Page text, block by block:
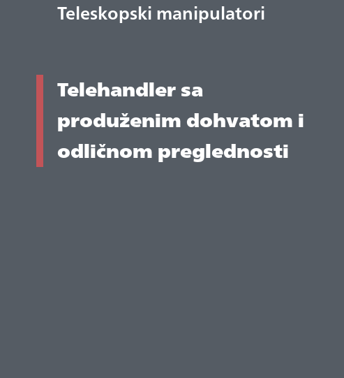
Teleskopski manipulatori
Telehandler sa
produženim dohvatom i
odličnom preglednosti